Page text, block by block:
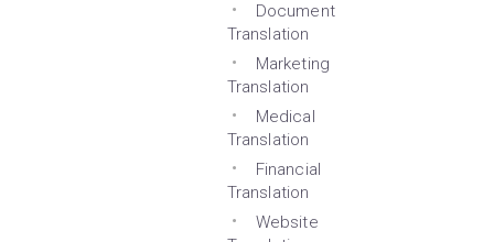
Document
Translation
Marketing
Translation
Medical
Translation
Financial
Translation
Website